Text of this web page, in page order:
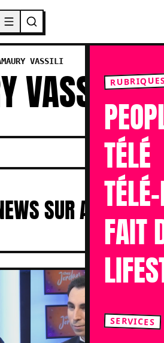
TÉLÉ
FAIT
SERVICES
VASSILI
VASSILI
SUR AMAURY